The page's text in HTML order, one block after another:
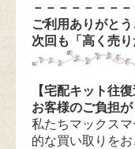
－－－－－－－
ご利用ありがとう
次回も「高く売
【宅配キット往
お客様のご負担
私たちマックス
的な買い取りを